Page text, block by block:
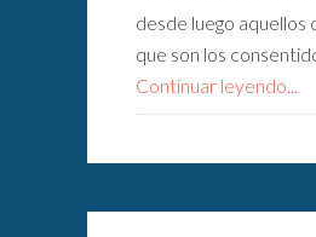
desde luego aquellos
que son los
Continuar leyendo...